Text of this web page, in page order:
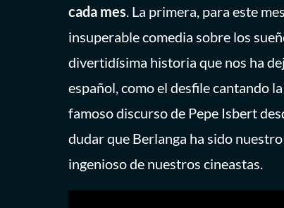
cada mes . La primera, para este
insuperable comedia sobre los
divertidísima historia que nos ha
español, como el desfile cantando
famoso discurso de Pepe Isbert
dudar que Berlanga ha sido
ingenioso de nuestros cineastas.